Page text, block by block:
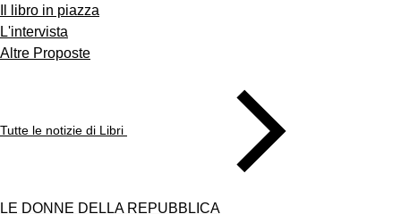
Il libro in piazza
L'intervista
Altre Proposte
Tutte le notizie di Libri
LE DONNE DELLA REPUBBLICA